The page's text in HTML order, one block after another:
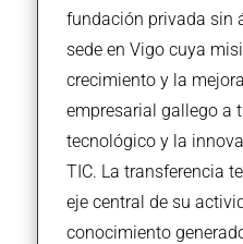
fundación privada sin
sede en Vigo cuya
crecimiento y la
empresarial gallego a
tecnológico y la
TIC. La transferencia
eje central de su
conocimiento